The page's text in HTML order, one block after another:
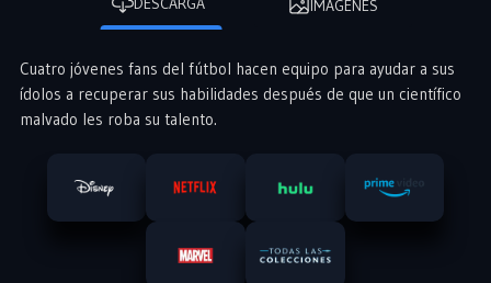
IMÁGENES
Cuatro jóvenes fans del fútbol hacen equipo para ayudar a sus
ídolos a recuperar sus habilidades después de que un científico
malvado les roba su talento.